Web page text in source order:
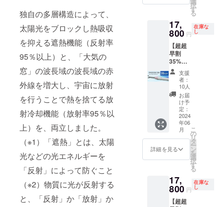
独自の多層構造によって、
太陽光をブロックし熱吸収
を抑える遮熱機能（反射率
95％以上）と、「大気の
窓」の波長域の波長域の赤
外線を増大し、宇宙に放射
を行うことで熱を捨てる放
射冷却機能（放射率95％以
上）を、両立しました。
（※1）「遮熱」とは、太陽
光などの光エネルギーを
「反射」によって防ぐこと
（※2）物質に光が反射する
と、「反射」か「放射」か
した時
て修理
に対応
してお
りま
す。 修
理の際
の商品
の発送
費用は
ご負担
をお願
いいた
しま
す。 ※
ご注文
状況、
使用部
材の供
給状
造工程
上の都
合等に
より出
してお
理の際
の商品
の発送
費用は
ご負担
をお願
いいた
しま
す。 ※
ご注文
状況、
使用部
材の供
給状
況、製
上の都
合等に
荷時期
が遅れ
る場合
があり
用者の
みの
「テ
ラ・ボ
ゼン」
と同じ
サイズ
となり
ます。
※こちら
の商品
は万が
一破損
した時
でも全
て修理
してお
りま
の商品
の発送
費用は
コンパ
クトタ
イプの
お好き
な色を
お選び
くださ
い。
［一般
販売予
定価格
82,500
円の
26%OF
F］ ◇
タイプ
生産
態：手
開き長
傘 重
さ：約
35%OF
F］ 生
産国：
日本 形
態：手
開き長
傘 重
さ：約
370ｇ
中棒：
φ10ｍ
ｍアル
ミパイ
プ製／
実行直
径：約
84ｃｍ
ｍ、
47cm(F
RP製)8
本／畳
白×ブ
を宇宙
に逃が
す日傘
「SPAC
ECOOL
日傘
（コン
パクト
タイ
プ）」
白×ブ
ルーを1
本お送
りしま
す。
［一般
販売予
35%OF
F］ 生
産国：
日本 形
択
す
る
17,
800 円
在庫な
し
【超超
早割
35%OF
F】
17,800
円（税
込、送
料込）
「SPAC
ECOOL
日傘
（コン
パクト
タイ
プ）」
白×ピン
宇宙に
逃がす
日傘
「SPAC
支援
者：
10人
お届
け予
定：
2024
年06
月
詳細を見る
こ
の
リ
タ
ー
ン
を
選
択
す
る
17,
800 円
在庫な
し
【超超